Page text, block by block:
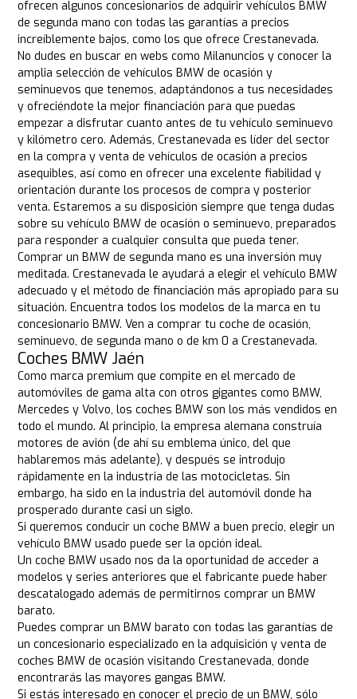
ofrecen algunos concesionarios de adquirir vehículos BMW
de segunda mano con todas las garantías a precios
increíblemente bajos, como los que ofrece Crestanevada.
No dudes en buscar en webs como Milanuncios y conocer la
amplia selección de vehículos BMW de ocasión y
seminuevos que tenemos, adaptándonos a tus necesidades
y ofreciéndote la mejor financiación para que puedas
empezar a disfrutar cuanto antes de tu vehículo seminuevo
y kilómetro cero. Además, Crestanevada es líder del sector
en la compra y venta de vehículos de ocasión a precios
asequibles, así como en ofrecer una excelente fiabilidad y
orientación durante los procesos de compra y posterior
venta. Estaremos a su disposición siempre que tenga dudas
sobre su vehículo BMW de ocasión o seminuevo, preparados
para responder a cualquier consulta que pueda tener.
Comprar un BMW de segunda mano es una inversión muy
meditada. Crestanevada le ayudará a elegir el vehículo BMW
adecuado y el método de financiación más apropiado para su
situación. Encuentra todos los modelos de la marca en tu
concesionario BMW. Ven a comprar tu coche de ocasión,
seminuevo, de segunda mano o de km 0 a Crestanevada.
Coches BMW Jaén
Como marca premium que compite en el mercado de
automóviles de gama alta con otros gigantes como BMW,
Mercedes y Volvo, los coches BMW son los más vendidos en
todo el mundo. Al principio, la empresa alemana construía
motores de avión (de ahí su emblema único, del que
hablaremos más adelante), y después se introdujo
rápidamente en la industria de las motocicletas. Sin
embargo, ha sido en la industria del automóvil donde ha
prosperado durante casi un siglo.
Si queremos conducir un coche BMW a buen precio, elegir un
vehículo BMW usado puede ser la opción ideal.
Un coche BMW usado nos da la oportunidad de acceder a
modelos y series anteriores que el fabricante puede haber
descatalogado además de permitirnos comprar un BMW
barato.
Puedes comprar un BMW barato con todas las garantías de
un concesionario especializado en la adquisición y venta de
coches BMW de ocasión visitando Crestanevada, donde
encontrarás las mayores gangas BMW.
Si estás interesado en conocer el precio de un BMW, sólo